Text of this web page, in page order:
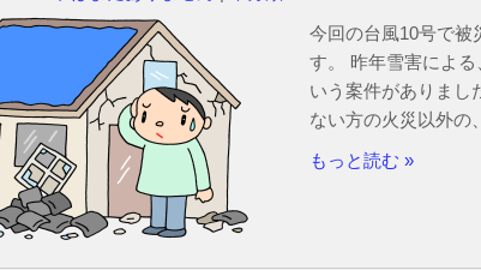
今回の台風10号で被
す。 昨年雪害によ
いう案件がありまし
ない方の火災以外
もっと読む »